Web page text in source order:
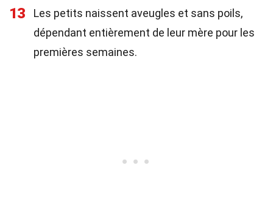
13
Les petits naissent aveugles et sans poils,
dépendant entièrement de leur mère pour les
premières semaines.